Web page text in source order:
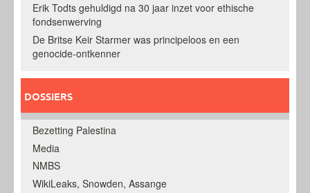
Erik Todts gehuldigd na 30 jaar inzet voor ethische
fondsenwerving
De Britse Keir Starmer was principeloos en een
genocide-ontkenner
DOSSIERS
Bezetting Palestina
Media
NMBS
WikiLeaks, Snowden, Assange